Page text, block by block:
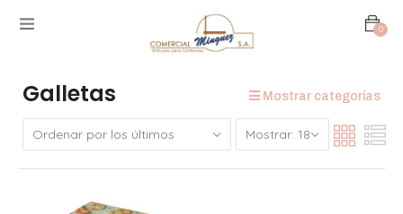
0
Galletas Mostrar categorías